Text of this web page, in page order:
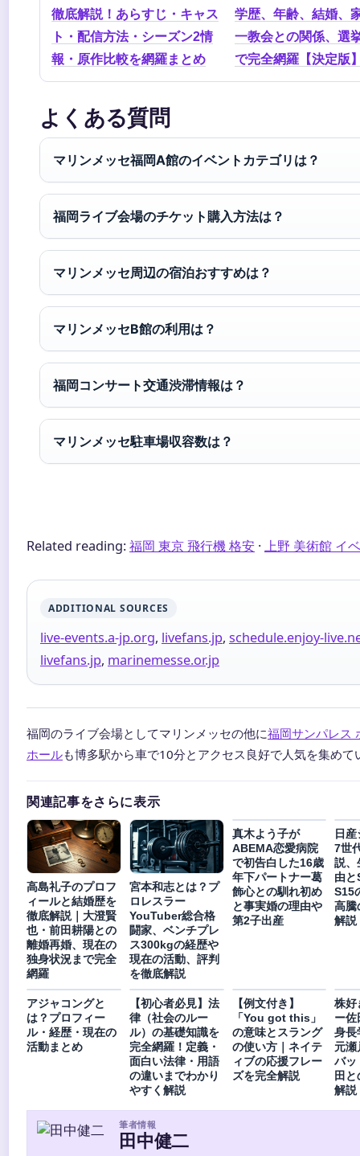
徹底解説！あらすじ・キャス
ト・配信方法・シーズン2情
報・原作比較を網羅まとめ
学歴、年齢、結婚、
一教会との関係、選
で完全網羅【決定版
よくある質問
マリンメッセ福岡A館のイベントカテゴリは？
福岡ライブ会場のチケット購入方法は？
マリンメッセ周辺の宿泊おすすめは？
マリンメッセB館の利用は？
福岡コンサート交通渋滞情報は？
マリンメッセ駐車場収容数は？
Related reading:福岡 東京 飛行機 格安 ·上野 美術館 イ
ADDITIONAL SOURCES
live-events.a-jp.org, livefans.jp, schedule.enjoy-
livefans.jp, marinemesse.or.jp
福岡のライブ会場としてマリンメッセの他に福岡サンパレス
ホールも博多駅から車で10分とアクセス良好で人気を集めて
関連記事をさらに表示
高島礼子のプロフ
ィールと結婚歴を
徹底解説｜大澄賢
也・前田耕陽との
離婚再婚、現在の
独身状況まで完全
網羅
宮本和志とは？プ
ロレスラー
YouTuber総合格
闘家、ベンチプレ
ス300kgの経歴や
現在の活動、評判
を徹底解説
真木よう子が
ABEMA恋愛病院
で初告白した16歳
年下パートナー葛
飾心との馴れ初め
と事実婚の理由や
第2子出産
日
7世
説、
由と
S15
高騰
解説
アジャコングと
は？プロフィー
ル・経歴・現在の
活動まとめ
【初心者必見】法
律（社会のルー
ル）の基礎知識を
完全網羅！定義・
面白い法律・用語
の違いまでわかり
やすく解説
【例文付き】
「You got this」
の意味とスラング
の使い方｜ネイテ
ィブの応援フレー
ズを完全解説
株好
ー佐
身長
元瀬
バッ
田
解説
筆者情報
田中健二